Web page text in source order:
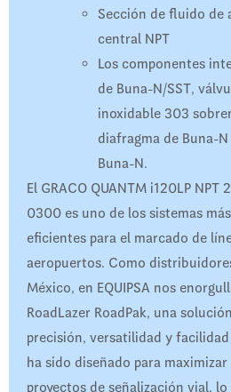
Sección de fluido de
central NPT
Los componentes
de Buna-N/SST,
inoxidable 303
diafragma de Buna-
Buna-N.
El GRACO QUANTM i120LP
0300 es uno de los sistemas
eficientes para el marcado de
aeropuertos. Como
México, en EQUIPSA nos
RoadLazer RoadPak, una
precisión, versatilidad y
ha sido diseñado para
proyectos de señalización vial,